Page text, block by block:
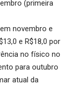
(primeira
novembro e
e R$18,0 por
no físico no
para outubro
atual da